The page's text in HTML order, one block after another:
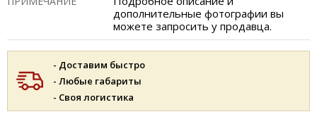
дополнительные фотографии вы
можете запросить у продавца.
- Доставим быстро
- Любые габариты
- Своя логистика